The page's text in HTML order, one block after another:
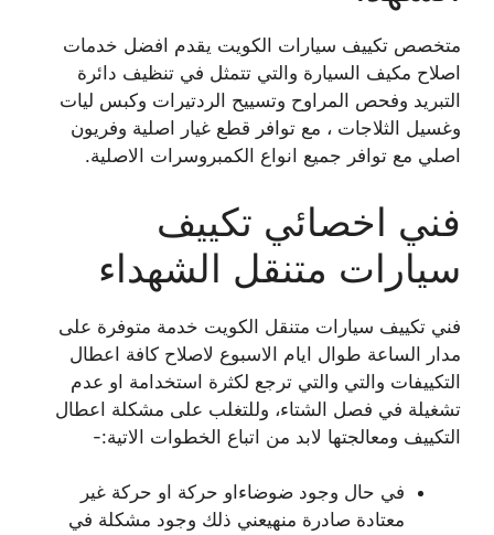
متخصص تكييف سيارات الكويت يقدم افضل خدمات
اصلاح مكيف السيارة والتي تتمثل في تنظيف دائرة
التبريد وفحص المراوح وتسييح الردتيرات وكبس ليات
وغسيل الثلاجات ، مع توافر قطع غيار اصلية وفريون
اصلي مع توافر جميع انواع الكمبروسرات الاصلية.
فني اخصائي تكييف
سيارات متنقل الشهداء
فني تكييف سيارات متنقل الكويت خدمة متوفرة على
مدار الساعة طوال ايام الاسبوع لاصلاح كافة اعطال
التكييفات والتي والتي ترجع لكثرة استخدامة او عدم
تشغيلة في فصل الشتاء، وللتغلب على مشكلة اعطال
التكييف ومعالجتها لابد من اتباع الخطوات الاتية:-
في حال وجود ضوضاءاو حركة او حركة غير
معتادة صادرة منهيعني ذلك وجود مشكلة في